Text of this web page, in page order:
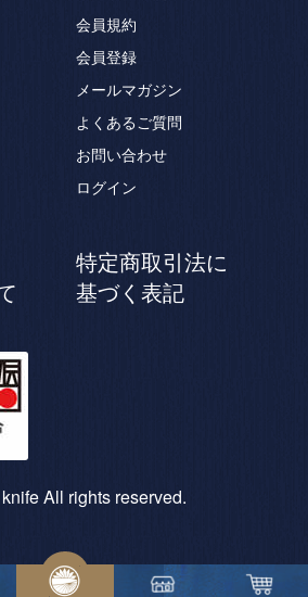
会員規約
会員登録
メールマガジン
よくあるご質問
お問い合わせ
ログイン
特定商取引法に
基づく表記
All rights reserved.